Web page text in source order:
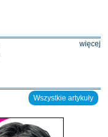
więcej
Wszystkie artykuły